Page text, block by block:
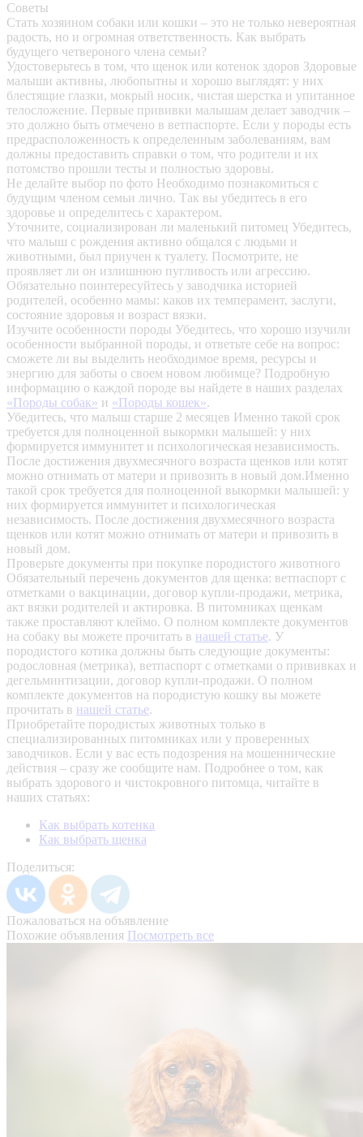
Советы
Стать хозяином собаки или кошки – это не только невероятная
радость, но и огромная ответственность. Как выбрать
будущего четвероного члена семьи?
Удостоверьтесь в том, что щенок или котенок здоров Здоровые
малыши активны, любопытны и хорошо выглядят: у них
блестящие глазки, мокрый носик, чистая шерстка и упитанное
телосложение. Первые прививки малышам делает заводчик –
это должно быть отмечено в ветпаспорте. Если у породы есть
предрасположенность к определенным заболеваниям, вам
должны предоставить справки о том, что родители и их
потомство прошли тесты и полностью здоровы.
Не делайте выбор по фото Необходимо познакомиться с
будущим членом семьи лично. Так вы убедитесь в его
здоровье и определитесь с характером.
Уточните, социализирован ли маленький питомец Убедитесь,
что малыш с рождения активно общался с людьми и
животными, был приучен к туалету. Посмотрите, не
проявляет ли он излишнюю пугливость или агрессию.
Обязательно поинтересуйтесь у заводчика историей
родителей, особенно мамы: каков их темперамент, заслуги,
состояние здоровья и возраст вязки.
Изучите особенности породы Убедитесь, что хорошо изучили
особенности выбранной породы, и ответьте себе на вопрос:
сможете ли вы выделить необходимое время, ресурсы и
энергию для заботы о своем новом любимце? Подробную
информацию о каждой породе вы найдете в наших разделах
«Породы собак» и «Породы кошек».
Убедитесь, что малыш старше 2 месяцев Именно такой срок
требуется для полноценной выкормки малышей: у них
формируется иммунитет и психологическая независимость.
После достижения двухмесячного возраста щенков или котят
можно отнимать от матери и привозить в новый дом.Именно
такой срок требуется для полноценной выкормки малышей: у
них формируется иммунитет и психологическая
независимость. После достижения двухмесячного возраста
щенков или котят можно отнимать от матери и привозить в
новый дом.
Проверьте документы при покупке породистого животного
Обязательный перечень документов для щенка: ветпаспорт с
отметками о вакцинации, договор купли-продажи, метрика,
акт вязки родителей и актировка. В питомниках щенкам
также проставляют клеймо. О полном комплекте документов
на собаку вы можете прочитать в нашей статье. У
породистого котика должны быть следующие документы:
родословная (метрика), ветпаспорт с отметками о прививках и
дегельминтизации, договор купли-продажи. О полном
комплекте документов на породистую кошку вы можете
прочитать в нашей статье.
Приобретайте породистых животных только в
специализированных питомниках или у проверенных
заводчиков. Если у вас есть подозрения на мошеннические
действия – сразу же сообщите нам. Подробнее о том, как
выбрать здорового и чистокровного питомца, читайте в
наших статьях:
Как выбрать котенка
Как выбрать щенка
Поделиться:
Пожаловаться на объявление
Похожие объявления Посмотреть все